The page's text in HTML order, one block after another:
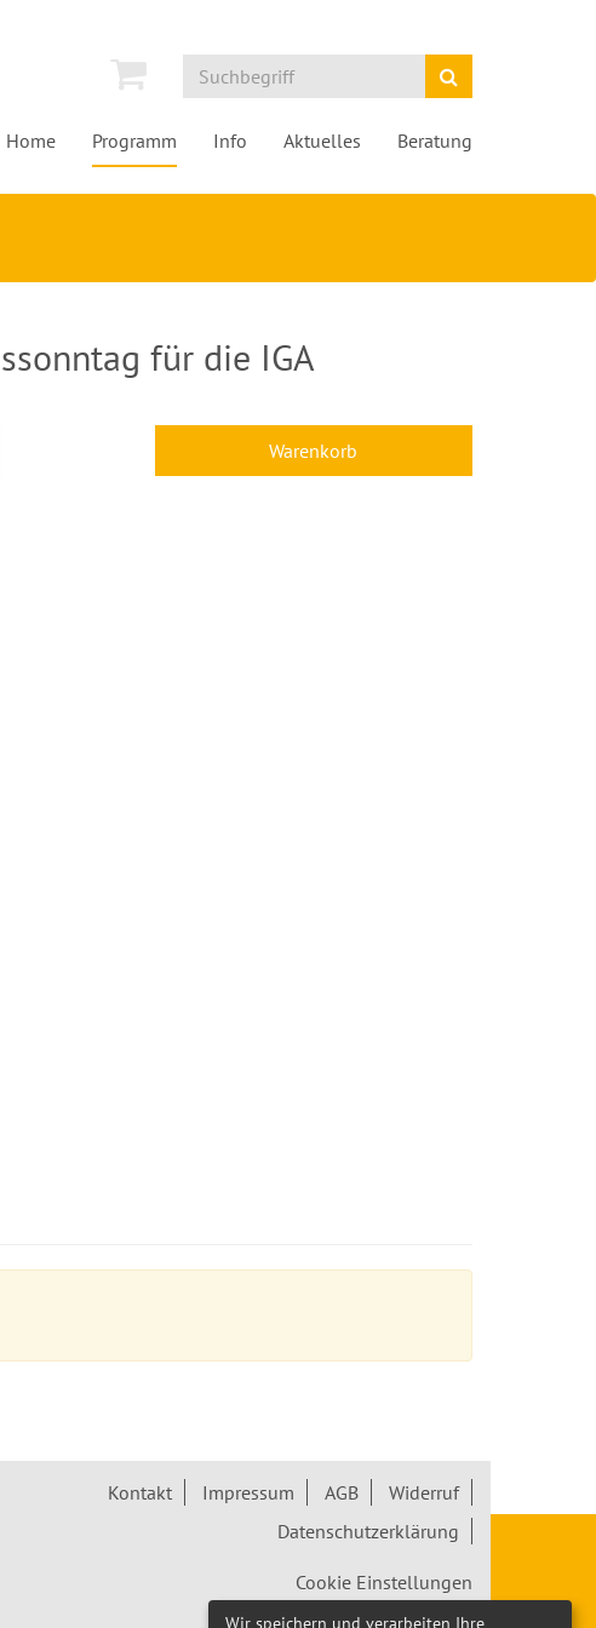
Home Programm Info Aktuelles Beratung
für die IGA
Warenkorb
Kontakt Impressum AGB
Widerruf
Datenschutzerklärung
Cookie Einstellungen
Wir speichern und verarbeiten Ihre